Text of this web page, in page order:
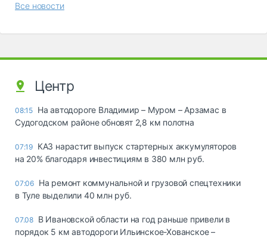
Все новости
Центр
08:15 На автодороге Владимир – Муром – Арзамас в
Судогодском районе обновят 2,8 км полотна
07:19 КАЗ нарастит выпуск стартерных аккумуляторов
на 20% благодаря инвестициям в 380 млн руб.
07:06 На ремонт коммунальной и грузовой спецтехники
в Туле выделили 40 млн руб.
07.08 В Ивановской области на год раньше привели в
порядок 5 км автодороги Ильинское-Хованское –